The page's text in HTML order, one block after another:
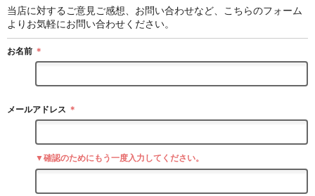
当店に対するご意見ご感想、お問い合わせなど、こちらのフォーム
よりお気軽にお問い合わせください。
お名前 ＊
メールアドレス ＊
▼確認のためにもう一度入力してください。